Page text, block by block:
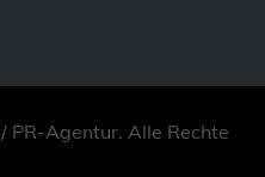
PR-Agentur. Alle Rechte